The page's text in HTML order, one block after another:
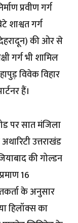
प्रवीण गर्ग
शाश्वत गर्ग
की ओर से
गर्ग भी शामिल
विवेक विहार
हैं।
पर सात मंजिला
उत्तराखंड
की गोल्डन
16
के अनुसार
हिलॉक्स का